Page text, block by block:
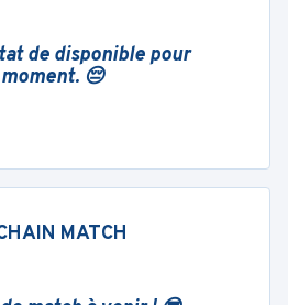
de disponible pour
😔
MATCH